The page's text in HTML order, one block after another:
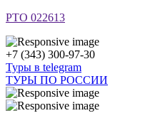
РТО 022613
+7 (343) 300-97-30
Туры в telegram
ТУРЫ ПО РОССИИ